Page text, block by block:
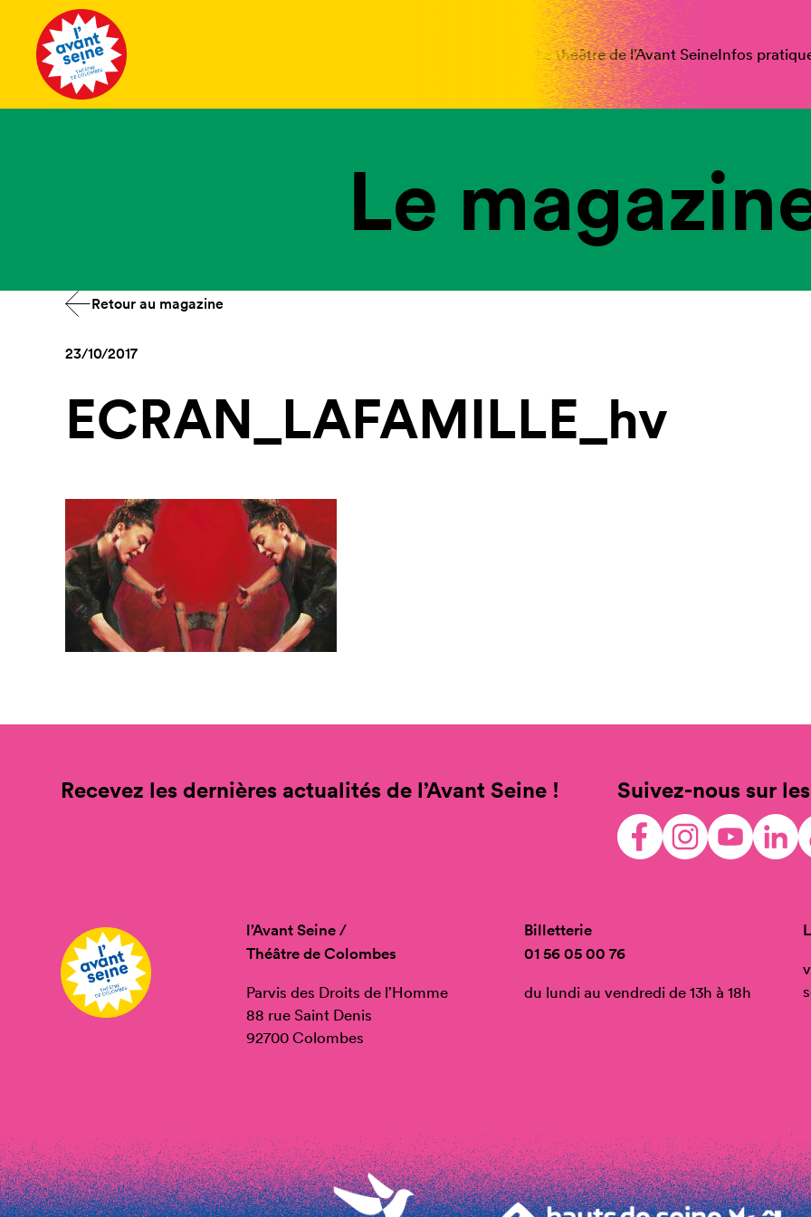
Le théâtre de l’Avant SeineInfos
Le
Retour au magazine
23/10/2017
ECRAN_LAFAMILLE_hv
Recevez les dernières actualités de l’Avant Seine ! Suivez-nous sur
l’Avant Seine /
Théâtre de Colombes
Parvis des Droits de l’Homme
88 rue Saint Denis
92700 Colombes
Billetterie
01 56 05 00 76
du lundi au vendredi de 13h à 18h